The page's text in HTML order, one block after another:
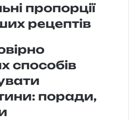
пропорції
рецептів
способів
поради,